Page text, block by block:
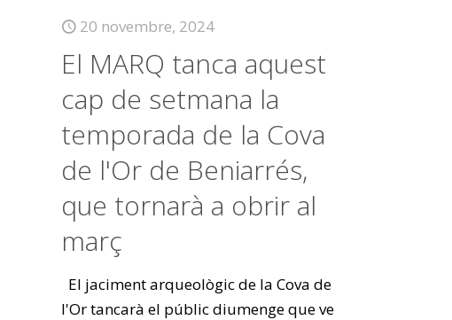
20 novembre, 2024
El MARQ tanca aquest
cap de setmana la
temporada de la Cova
de l'Or de Beniarrés,
que tornarà a obrir al
març
El jaciment arqueològic de la Cova de
l'Or tancarà el públic diumenge que ve